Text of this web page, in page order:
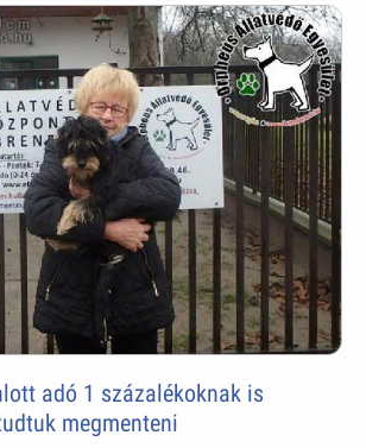
adó 1 százalékoknak is
megmenteni